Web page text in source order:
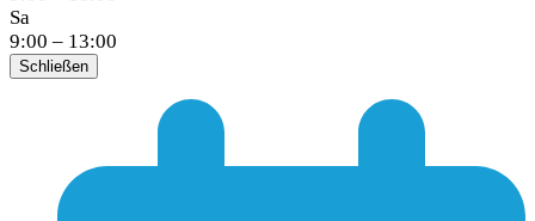
Sa
9:00 – 13:00
Schließen